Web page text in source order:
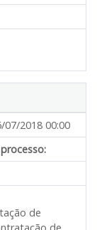
07/2018 00:00
de